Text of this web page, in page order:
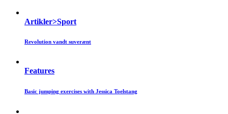
Artikler>Sport
Revolution vandt suverænt
Features
Basic jumping exercises with Jessica Toelstang